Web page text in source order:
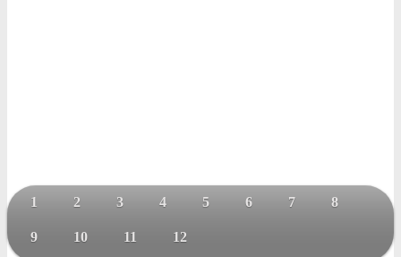
1 2 3 4 5 6 7 8
9 10 11 12